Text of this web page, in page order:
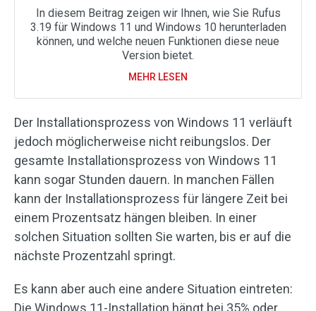
In diesem Beitrag zeigen wir Ihnen, wie Sie Rufus
3.19 für Windows 11 und Windows 10 herunterladen
können, und welche neuen Funktionen diese neue
Version bietet.
MEHR LESEN
Der Installationsprozess von Windows 11 verläuft
jedoch möglicherweise nicht reibungslos. Der
gesamte Installationsprozess von Windows 11
kann sogar Stunden dauern. In manchen Fällen
kann der Installationsprozess für längere Zeit bei
einem Prozentsatz hängen bleiben. In einer
solchen Situation sollten Sie warten, bis er auf die
nächste Prozentzahl springt.
Es kann aber auch eine andere Situation eintreten:
Die Windows 11-Installation hängt bei 35% oder